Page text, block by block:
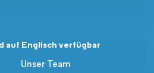
auf Englisch verfügbar
Unser Team